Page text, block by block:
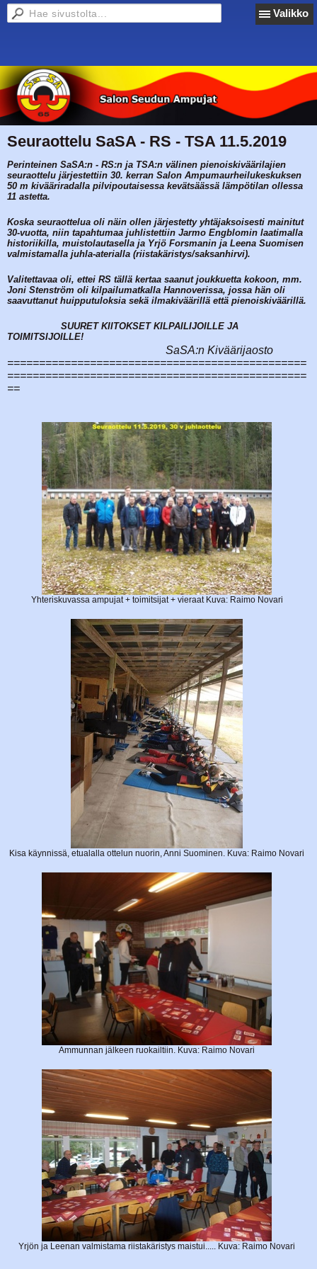
Valikko
Seuraottelu SaSA - RS - TSA 11.5.2019
Perinteinen SaSA:n - RS:n ja TSA:n välinen pienoiskiväärilajien
seuraottelu järjestettiin 30. kerran Salon Ampumaurheilukeskuksen
50 m kivääriradalla pilvipoutaisessa kevätsäässä lämpötilan ollessa
11 astetta.
Koska seuraottelua oli näin ollen järjestetty yhtäjaksoisesti mainitut
30-vuotta, niin tapahtumaa juhlistettiin Jarmo Engblomin laatimalla
historiikilla, muistolautasella ja Yrjö Forsmanin ja Leena Suomisen
valmistamalla juhla-aterialla (riistakäristys/saksanhirvi).
Valitettavaa oli, ettei RS tällä kertaa saanut joukkuetta kokoon, mm.
Joni Stenström oli kilpailumatkalla Hannoverissa, jossa hän oli
saavuttanut huipputuloksia sekä ilmakiväärillä että pienoiskiväärillä.
SUURET KIITOKSET KILPAILIJOILLE JA
TOIMITSIJOILLE!
SaSA:n Kiväärijaosto
===============================================
===============================================
==
Yhteriskuvassa ampujat + toimitsijat + vieraat Kuva: Raimo Novari
Kisa käynnissä, etualalla ottelun nuorin, Anni Suominen. Kuva: Raimo Novari
Ammunnan jälkeen ruokailtiin. Kuva: Raimo Novari
Yrjön ja Leenan valmistama riistakäristys maistui..... Kuva: Raimo Novari